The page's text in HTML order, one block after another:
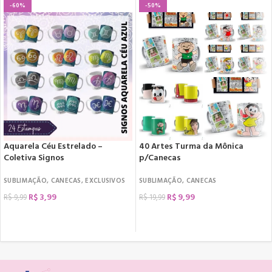
-60%
Aquarela Céu Estrelado –
Coletiva Signos
SUBLIMAÇÃO, CANECAS,EXCLUSIVOS
R$9,99 R$3,99
-50%
40 Artes Turma da Mônica
p/Canecas
SUBLIMAÇÃO, CANECAS
R$19,99 R$9,99